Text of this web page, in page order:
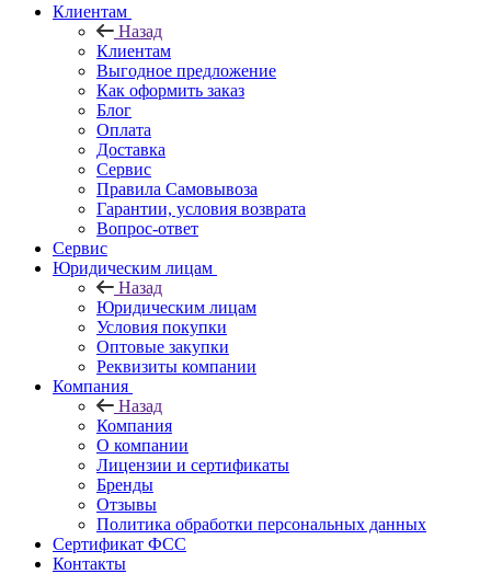
Клиентам
Назад
Клиентам
Выгодное предложение
Как оформить заказ
Блог
Оплата
Доставка
Сервис
Правила Самовывоза
Гарантии, условия возврата
Вопрос-ответ
Сервис
Юридическим лицам
Назад
Юридическим лицам
Условия покупки
Оптовые закупки
Реквизиты компании
Компания
Назад
Компания
О компании
Лицензии и сертификаты
Бренды
Отзывы
Политика обработки персональных данных
Сертификат ФСС
Контакты